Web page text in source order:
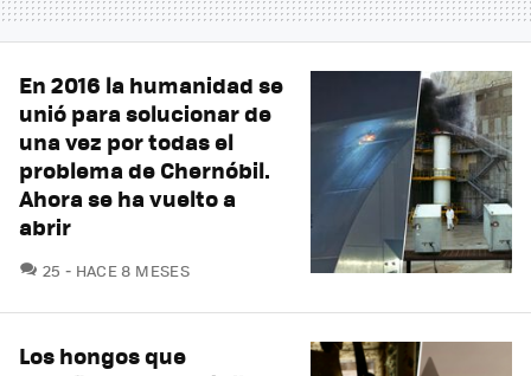
En 2016 la humanidad se
unió para solucionar de
una vez por todas el
problema de Chernóbil.
Ahora se ha vuelto a
abrir
25 COMENTARIOS
HACE 8 MESES
Los hongos que